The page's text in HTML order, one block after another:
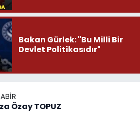
Bakan Gürlek: "Bu Milli Bir
Devlet Politikasıdır"
Özay TOPUZ